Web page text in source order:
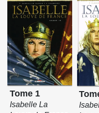
Tome 1
Isabelle La